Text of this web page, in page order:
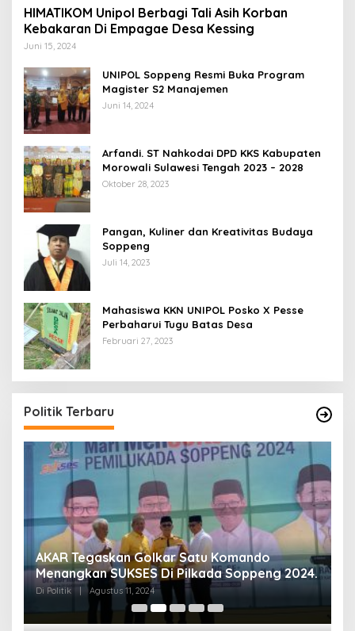
HIMATIKOM Unipol Berbagi Tali Asih Korban
Kebakaran Di Empagae Desa Kessing
Juni 15, 2024
UNIPOL Soppeng Resmi Buka Program
Magister S2 Manajemen
Juni 14, 2024
Arfandi. ST Nahkodai DPD KKS Kabupaten
Morowali Sulawesi Tengah 2023 – 2028
Oktober 28, 2023
Pangan, Kuliner dan Kreativitas Budaya
Soppeng
Juli 14, 2023
Mahasiswa KKN UNIPOL Posko X Pesse
Perbaharui Tugu Batas Desa
Februari 27, 2023
Politik Terbaru
AKAR Tegaskan Golkar Satu Komando
Menangkan SUKSES Di Pilkada Soppeng 2024.
Di Politik Agustus 11, 2024